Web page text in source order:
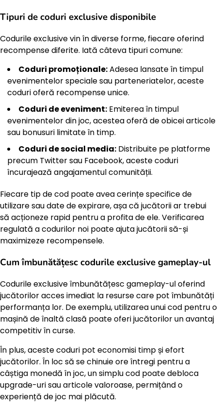
Tipuri de coduri exclusive disponibile
Codurile exclusive vin în diverse forme, fiecare oferind
recompense diferite. Iată câteva tipuri comune:
Coduri promoționale:Adesea lansate în timpul
evenimentelor speciale sau parteneriatelor, aceste
coduri oferă recompense unice.
Coduri de eveniment: Emiterea în timpul
evenimentelor din joc, acestea oferă de obicei articole
sau bonusuri limitate în timp.
Coduri de social media: Distribuite pe platforme
precum Twitter sau Facebook, aceste coduri
încurajează angajamentul comunității.
Fiecare tip de cod poate avea cerințe specifice de
utilizare sau date de expirare, așa că jucătorii ar trebui
să acționeze rapid pentru a profita de ele. Verificarea
regulată a codurilor noi poate ajuta jucătorii să-și
maximizeze recompensele.
Cum îmbunătățesc codurile exclusive gameplay-ul
Codurile exclusive îmbunătățesc gameplay-ul oferind
jucătorilor acces imediat la resurse care pot îmbunătăți
performanța lor. De exemplu, utilizarea unui cod pentru o
mașină de înaltă clasă poate oferi jucătorilor un avantaj
competitiv în curse.
În plus, aceste coduri pot economisi timp și efort
jucătorilor. În loc să se chinuie ore întregi pentru a
câștiga monedă în joc, un simplu cod poate debloca
upgrade-uri sau articole valoroase, permițând o
experiență de joc mai plăcută.